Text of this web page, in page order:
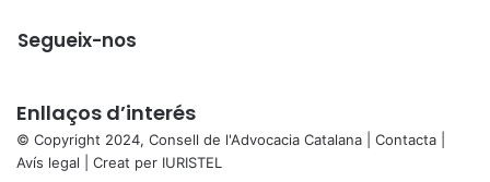
Segueix-nos
Enllaços d’interés
© Copyright 2024, Consell de l'Advocacia Catalana | Contacta
Avís legal | Creat per IURISTEL